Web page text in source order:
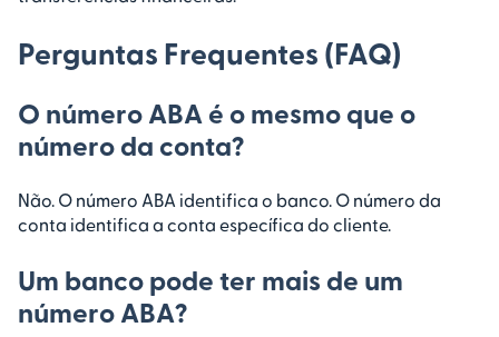
Perguntas Frequentes (FAQ)
O número ABA é o mesmo que o
número da conta?
Não. O número ABA identifica o banco. O número da
conta identifica a conta específica do cliente.
Um banco pode ter mais de um
número ABA?